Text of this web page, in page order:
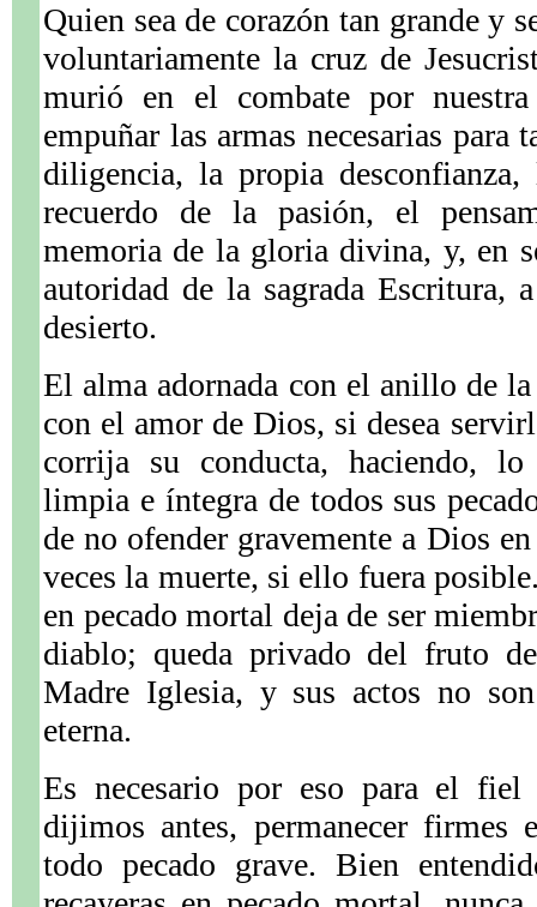
Quien sea de corazón tan grande y
voluntariamente la cruz de
murió en el combate por
empuñar las armas necesarias para
diligencia, la propia
recuerdo de la pasión, el
memoria de la gloria divina, y, en
autoridad de la sagrada Escritura,
desierto.
El alma adornada con el anillo de
con el amor de Dios, si desea
corrija su conducta, haciendo,
limpia e íntegra de todos sus
de no ofender gravemente a Dios
veces la muerte, si ello fuera
en pecado mortal deja de ser
diablo; queda privado del fruto
Madre Iglesia, y sus actos no
eterna.
Es necesario por eso para el
dijimos antes, permanecer firmes
todo pecado grave. Bien